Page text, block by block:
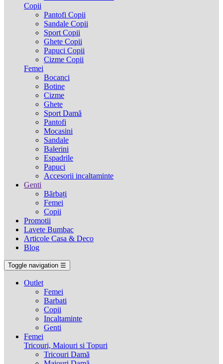
Copii
Pantofi Copii
Sandale Copii
Sport Copii
Ghete Copii
Papuci Copii
Cizme Copii
Femei
Bocanci
Botine
Cizme
Ghete
Sport Damă
Pantofi
Mocasini
Sandale
Balerini
Espadrile
Papuci
Accesorii incaltaminte
Genti
Bărbați
Femei
Copii
Promotii
Lavete Bumbac
Articole Casa & Deco
Blog
Toggle navigation ☰
Outlet
Femei
Barbati
Copii
Incaltaminte
Genti
Femei
Tricouri, Maiouri si Topuri
Tricouri Damă